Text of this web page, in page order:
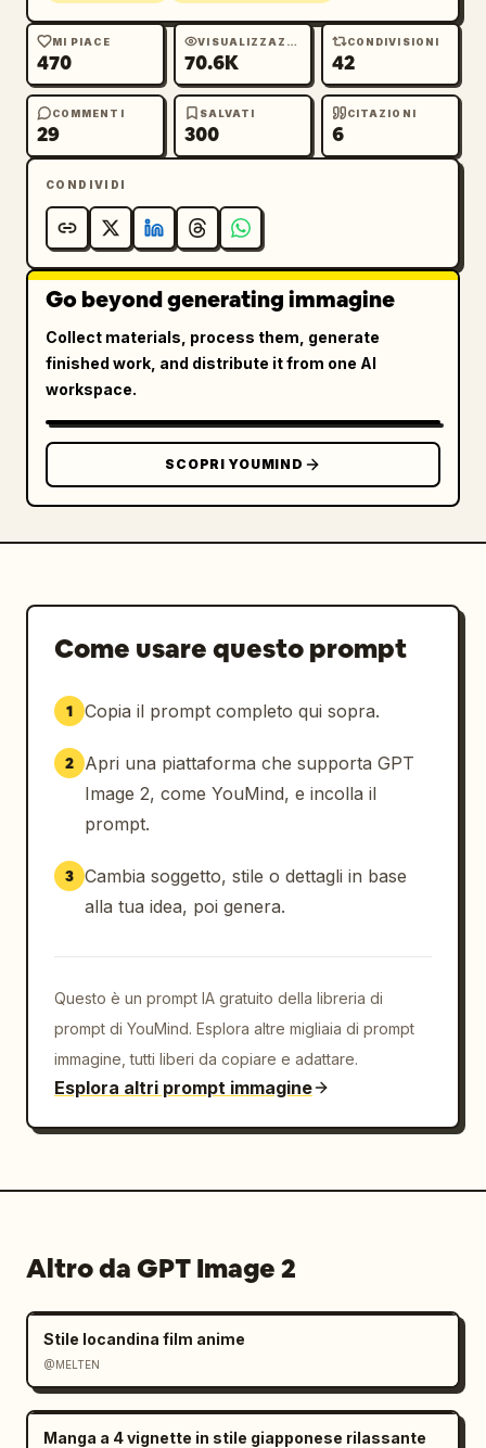
MI PIACE
470
VISUALIZZAZIONI
70.6K
CONDIVISIONI
42
COMMENTI
29
SALVATI
300
CITAZIONI
6
CONDIVIDI
Go beyond generating immagine
Collect materials, process them, generate
finished work, and distribute it from one AI
workspace.
SCOPRI YOUMIND
Come usare questo prompt
1 Copia il prompt completo qui sopra.
2
Apri una piattaforma che supporta GPT
Image 2, come YouMind, e incolla il
prompt.
3 Cambia soggetto, stile o dettagli in base
alla tua idea, poi genera.
Questo è un prompt IA gratuito della libreria di
prompt di YouMind. Esplora altre migliaia di prompt
immagine, tutti liberi da copiare e adattare.
Esplora altri prompt immagine
Altro da GPT Image 2
Stile locandina film anime
@MELTEN
Manga a 4 vignette in stile giapponese rilassante